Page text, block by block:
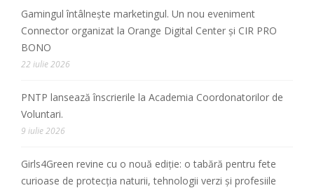
Gamingul întâlnește marketingul. Un nou eveniment
Connector organizat la Orange Digital Center și CIR PRO
BONO
22 iulie 2026
PNTP lansează înscrierile la Academia Coordonatorilor de
Voluntari.
9 iulie 2026
Girls4Green revine cu o nouă ediție: o tabără pentru fete
curioase de protecția naturii, tehnologii verzi și profesiile